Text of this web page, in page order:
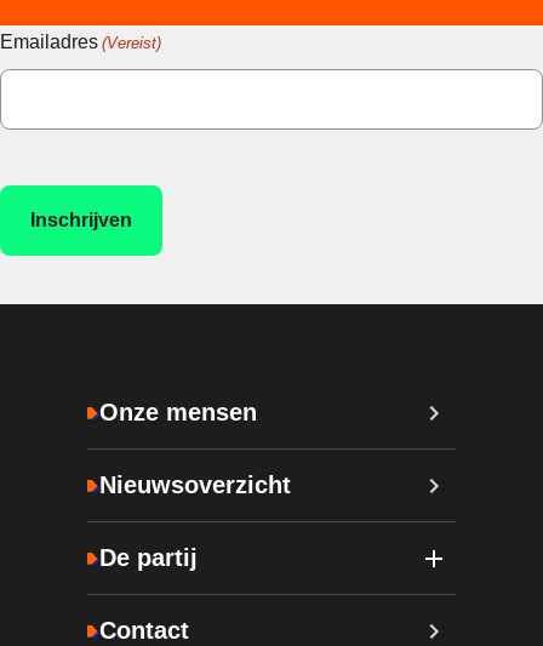
Emailadres (Vereist)
Onze mensen
Nieuwsoverzicht
De partij
Contact